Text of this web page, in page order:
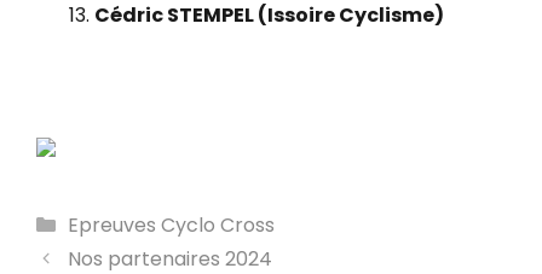
Cédric STEMPEL (Issoire Cyclisme)
Catégories
Epreuves Cyclo Cross
Nos partenaires 2024